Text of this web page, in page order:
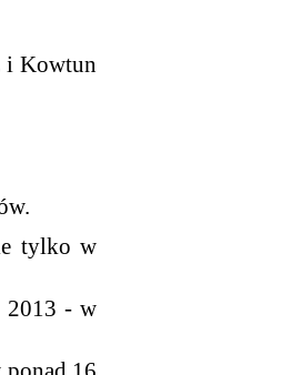
i Kowtun
tylko w
2013 - w